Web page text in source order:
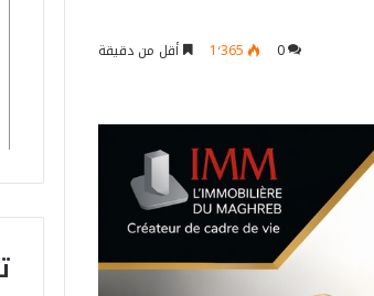
0 1٬365 أقل من دقيقة